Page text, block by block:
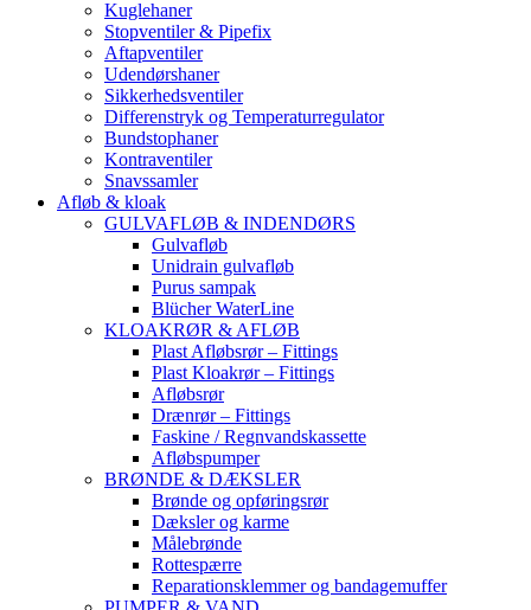
Kuglehaner
Stopventiler & Pipefix
Aftapventiler
Udendørshaner
Sikkerhedsventiler
Differenstryk og Temperaturregulator
Bundstophaner
Kontraventiler
Snavssamler
Afløb & kloak
GULVAFLØB & INDENDØRS
Gulvafløb
Unidrain gulvafløb
Purus sampak
Blücher WaterLine
KLOAKRØR & AFLØB
Plast Afløbsrør – Fittings
Plast Kloakrør – Fittings
Afløbsrør
Drænrør – Fittings
Faskine / Regnvandskassette
Afløbspumper
BRØNDE & DÆKSLER
Brønde og opføringsrør
Dæksler og karme
Målebrønde
Rottespærre
Reparationsklemmer og bandagemuffer